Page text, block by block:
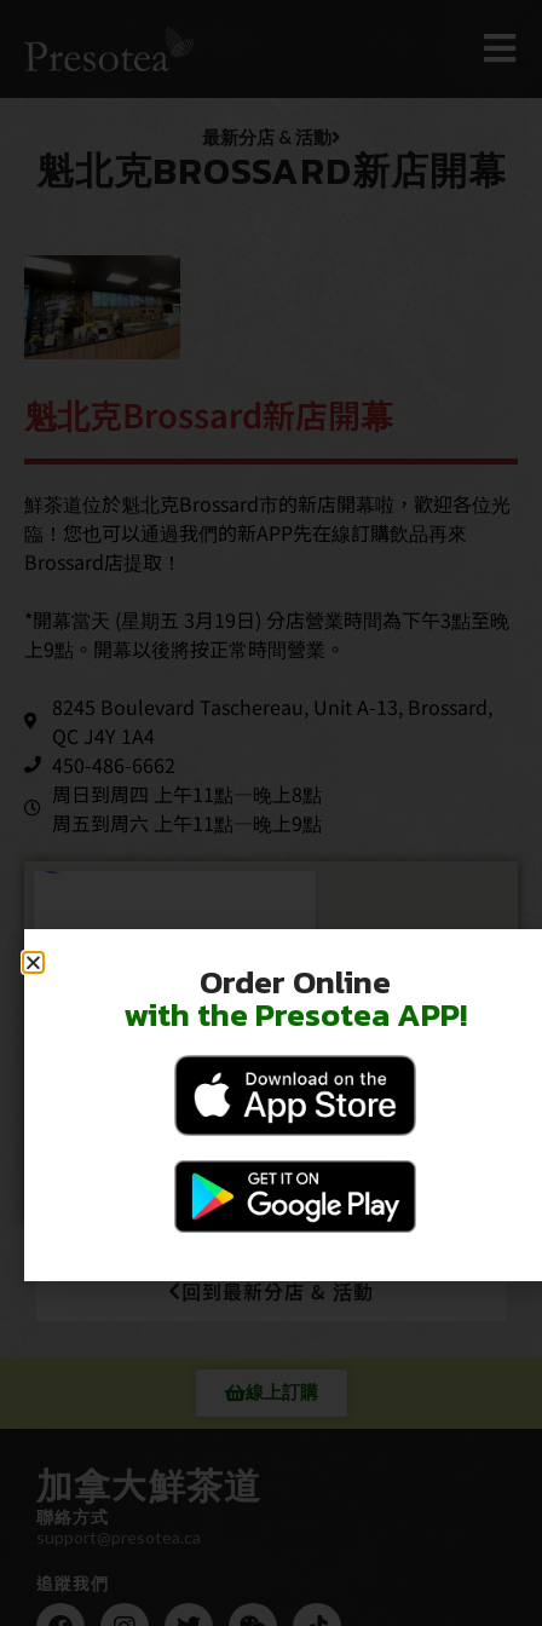
最新分店 & 活動
魁北克BROSSARD新店開幕
魁北克Brossard新店開幕
鮮茶道位於魁北克Brossard市的新店開幕啦，歡迎各位光
臨！您也可以通過我們的新APP先在線訂購飲品再來
Brossard店提取！
*開幕當天 (星期五 3月19日) 分店營業時間為下午3點至晚
上9點。開幕以後將按正常時間營業。
8245 Boulevard Taschereau, Unit A-13, Brossard,
QC J4Y 1A4
450-486-6662
周日到周四 上午11點—晚上8點
周五到周六 上午11點—晚上9點
回到最新分店 & 活動
線上訂購
加拿大鮮茶道
聯絡方式
support@presotea.ca
追蹤我們
Order Online
with the Presotea APP!